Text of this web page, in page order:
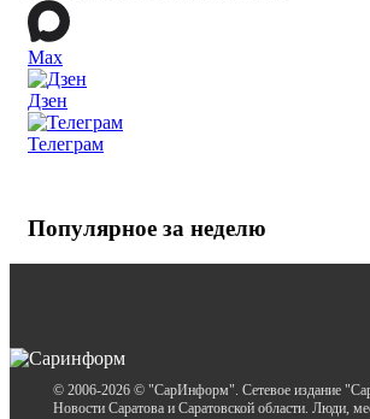
Max
Дзен
Телеграм
Популярное за неделю
© 2006-2026 © "СарИнформ". Сетевое издание
Новости Саратова и Саратовской области. Люди,